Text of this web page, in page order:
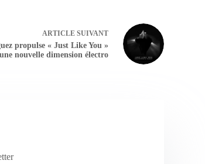
ARTICLESUIVANT
propulse « Just Like You »
nouvelle dimension électro